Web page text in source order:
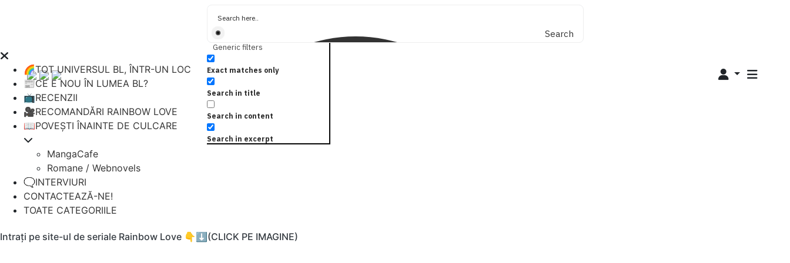
Search
Generic filters
Exact matches only
Search in title
Search in content
Search in excerpt
🌈TOT UNIVERSUL BL, ÎNTR-UN LOC
📰CE E NOU ÎN LUMEA BL?
📺RECENZII
🎥RECOMANDĂRI RAINBOW LOVE
📖POVEȘTI ÎNAINTE DE CULCARE
MangaCafe
Romane / Webnovels
🗨️INTERVIURI
CONTACTEAZĂ-NE!
TOATE CATEGORIILE
Intrați pe site-ul de seriale Rainbow Love 👇⬇️(CLICK PE IMAGINE)